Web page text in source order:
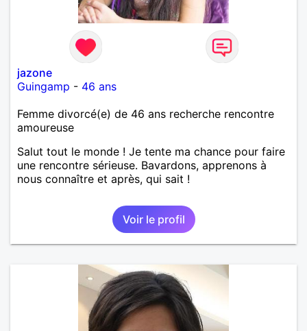
jazone
Guingamp - 46 ans
Femme divorcé(e) de 46 ans recherche rencontre
amoureuse
Salut tout le monde ! Je tente ma chance pour faire
une rencontre sérieuse. Bavardons, apprenons à
nous connaître et après, qui sait !
Voir le profil